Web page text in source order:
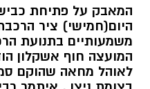
המאבק על פתיחת
היום(חמישי) ציר
משמעותיים בתנועת
המועצה חוף אשקלון
לאוהל מחאה שהוקם